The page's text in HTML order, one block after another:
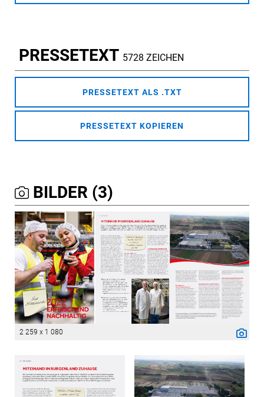
PRESSETEXT 5728 ZEICHEN
PRESSETEXT ALS .TXT
PRESSETEXT KOPIEREN
BILDER (3)
2 259 x 1 080